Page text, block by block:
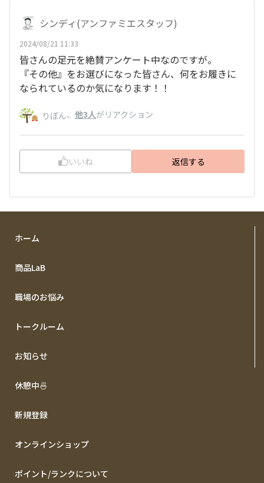
シンディ(アンファミエスタッフ)
2024/08/21 11:33
皆さんの足元を絶賛アンケート中なのですが。
『その他』をお選びになった皆さん、何をお履きに
なられているのか気になります！！
りぼん、 他3人がリアクション
いいね 返信する
ホーム
商品LaB
職場のお悩み
トークルーム
お知らせ
休憩中🍜
新規登録
オンラインショップ
ポイント/ランクについて